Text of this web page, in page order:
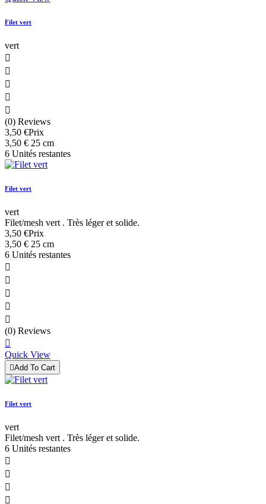
Filet vert
vert





(0) Reviews
3,50 €Prix
3,50 € 25 cm
6 Unités restantes
Filet vert
vert
Filet/mesh vert . Très léger et solide.
3,50 €Prix
3,50 € 25 cm
6 Unités restantes





(0) Reviews

Quick View
Add To Cart
Filet vert
vert
Filet/mesh vert . Très léger et solide.
6 Unités restantes



